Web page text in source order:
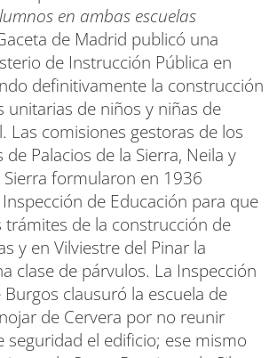
en ambas escuelas
de Madrid publicó una
de Instrucción Pública en
definitivamente la construcción
unitarias de niños y niñas de
Las comisiones gestoras de los
Palacios de la Sierra, Neila y
Sierra formularon en 1936
de Educación para que
trámites de la construcción de
y en Vilviestre del Pinar la
clase de párvulos. La Inspección
clausuró la escuela de
de Cervera por no reunir
seguridad el edificio; ese mismo